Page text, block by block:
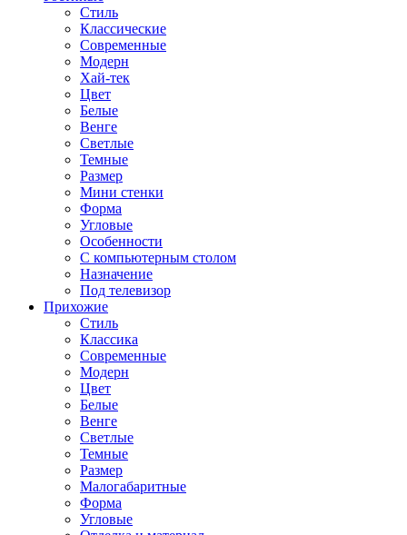
Стиль
Классические
Современные
Модерн
Хай-тек
Цвет
Белые
Венге
Светлые
Темные
Размер
Мини стенки
Форма
Угловые
Особенности
С компьютерным столом
Назначение
Под телевизор
Прихожие
Стиль
Классика
Современные
Модерн
Цвет
Белые
Венге
Светлые
Темные
Размер
Малогабаритные
Форма
Угловые